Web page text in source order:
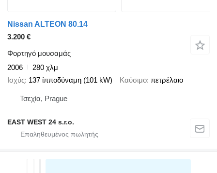
Nissan ALTEON 80.14
3.200 €
Φορτηγό μουσαμάς
2006
280 χλμ
Ισχύς 137 ίπποδύναμη (101 kW) Καύσιμο πετρέλαιο
Τσεχία, Prague
EAST WEST 24 s.r.o.